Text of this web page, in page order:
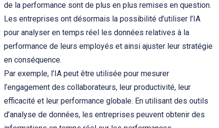
de la performance sont de plus en plus remises en question.
Les entreprises ont désormais la possibilité d’utiliser l’IA
pour analyser en temps réel les données relatives à la
performance de leurs employés et ainsi ajuster leur stratégie
en conséquence.
Par exemple, l’IA peut être utilisée pour mesurer
l’engagement des collaborateurs, leur productivité, leur
efficacité et leur performance globale. En utilisant des outils
d’analyse de données, les entreprises peuvent obtenir des